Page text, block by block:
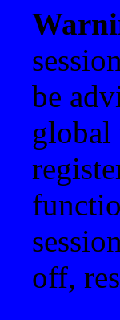
be
global
off,